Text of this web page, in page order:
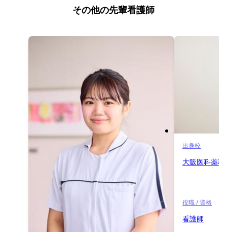
その他の先輩看護師
出身校
大阪医科薬科
役職 / 資格
看護師